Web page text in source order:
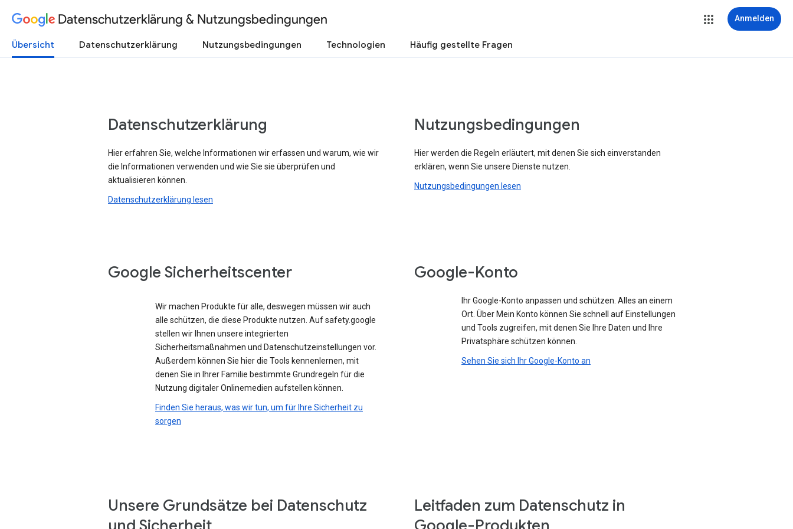
Datenschutzerklärung & Nutzungsbedingungen Anmelden
Übersicht Datenschutzerklärung Nutzungsbedingungen Technologien Häufig gestellte Fragen
Datenschutzerklärung
Hier erfahren Sie, welche Informationen wir erfassen und warum, wie wir
die Informationen verwenden und wie Sie sie überprüfen und
aktualisieren können.
Datenschutzerklärung lesen
Nutzungsbedingungen
Hier werden die Regeln erläutert, mit denen Sie sich einverstanden
erklären, wenn Sie unsere Dienste nutzen.
Nutzungsbedingungen lesen
Google Sicherheitscenter
Wir machen Produkte für alle, deswegen müssen wir auch
alle schützen, die diese Produkte nutzen. Auf safety.google
stellen wir Ihnen unsere integrierten
Sicherheitsmaßnahmen und Datenschutzeinstellungen vor.
Außerdem können Sie hier die Tools kennenlernen, mit
denen Sie in Ihrer Familie bestimmte Grundregeln für die
Nutzung digitaler Onlinemedien aufstellen können.
Finden Sie heraus, was wir tun, um für Ihre Sicherheit zu
sorgen
Google-Konto
Ihr Google-Konto anpassen und schützen. Alles an einem
Ort. Über Mein Konto können Sie schnell auf Einstellungen
und Tools zugreifen, mit denen Sie Ihre Daten und Ihre
Privatsphäre schützen können.
Sehen Sie sich Ihr Google-Konto an
Unsere Grundsätze bei Datenschutz
Leitfaden zum Datenschutz in